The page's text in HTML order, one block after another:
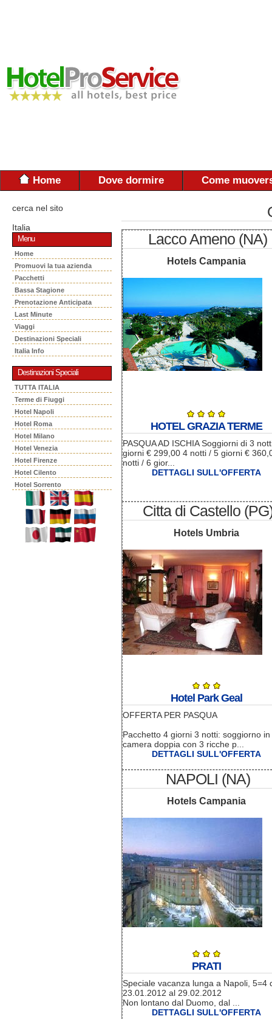
Home Dove dormire Come
cerca nel sito
Italia
Menu
Home
Promuovi la tua azienda
Pacchetti
Bassa Stagione
Prenotazione Anticipata
Last Minute
Viaggi
Destinazioni Speciali
Italia Info
Destinazioni Speciali
TUTTA ITALIA
Terme di Fiuggi
Hotel Napoli
Hotel Roma
Hotel Milano
Hotel Venezia
Hotel Firenze
Hotel Cilento
Hotel Sorrento
Lacco Ameno (NA)
Hotels Campania
HOTEL GRAZIA TERME
PASQUA AD ISCHIA Soggiorni di 3
giorni € 299,00 4 notti / 5 giorni €
notti / 6 gior...
DETTAGLI SULL'OFFERTA
Citta di Castello
Hotels Umbria
Hotel Park Geal
OFFERTA PER PASQUA
Pacchetto 4 giorni 3 notti: soggiorno in
camera doppia con 3 ricche p...
DETTAGLI SULL'OFFERTA
NAPOLI (NA)
Hotels Campania
PRATI
Speciale vacanza lunga a Napoli, 5=4
23.01.2012 al 29.02.2012
Non lontano dal Duomo, dal ...
DETTAGLI SULL'OFFERTA